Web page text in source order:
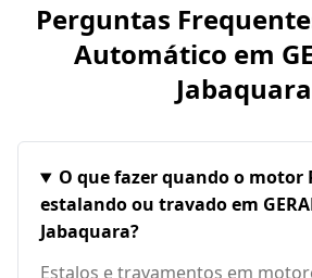
Perguntas
Automático em
Jabaquara
O que fazer quando o motor
estalando ou travado em
Jabaquara?
Estalos e travamentos em